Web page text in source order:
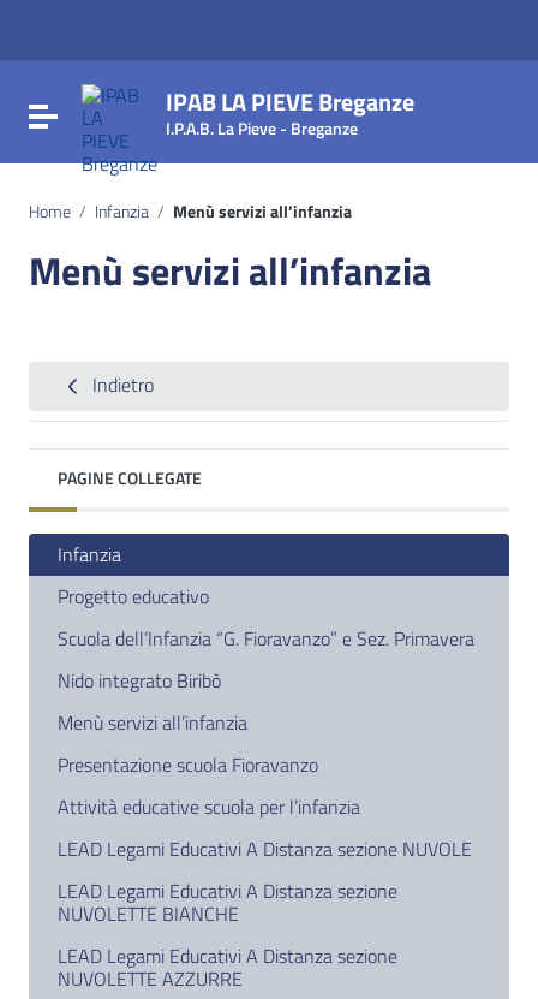
Vai al footer
Attiva / disattiva la navigazione
IPAB LA PIEVE Breganze
I.P.A.B. La Pieve - Breganze
Home / Infanzia / Menù servizi all’infanzia
Menù servizi all’infanzia
Indietro
PAGINE COLLEGATE
Infanzia
Progetto educativo
Scuola dell’Infanzia “G. Fioravanzo” e Sez. Primavera
Nido integrato Biribò
Menù servizi all’infanzia
Presentazione scuola Fioravanzo
Attività educative scuola per l’infanzia
LEAD Legami Educativi A Distanza sezione NUVOLE
LEAD Legami Educativi A Distanza sezione
NUVOLETTE BIANCHE
LEAD Legami Educativi A Distanza sezione
NUVOLETTE AZZURRE